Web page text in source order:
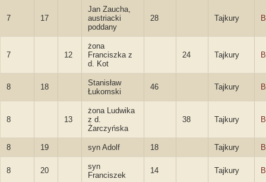
7 17
Jan Zaucha,
austriacki
poddany
28 Tajkury
7 12
żona
Franciszka z
d. Kot
24 Tajkury
8 18
Stanisław
Łukomski
46 Tajkury
8 13
żona Ludwika
z d.
Żarczyńska
38 Tajkury
8 19 syn Adolf 18 Tajkury
8 20
syn
Franciszek
14 Tajkury